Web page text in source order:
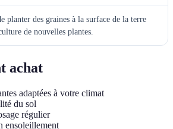
planter des graines à la surface de la terre
de nouvelles plantes.
achat
adaptées à votre climat
du sol
régulier
ensoleillement